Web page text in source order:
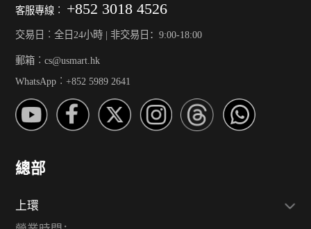
客服專線︰ +852 3018 4526
交易日︰全日24小時 | 非交易日：9:00-18:00
郵箱︰cs@usmart.hk
WhatsApp︰+852 5989 2641
總部
上環